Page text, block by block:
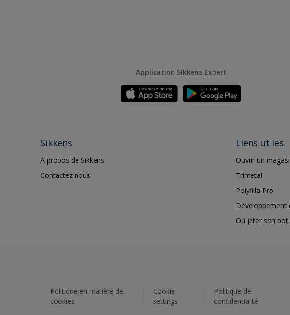
Application Sikkens Expert
Sikkens
A propos de Sikkens
Contactez nous
Liens utiles
Ouvrir un
Trimetal
Polyfilla Pro
Développement
Où jeter son pot
Politique en matière de
cookies
Cookie
settings
Politique de
confidentialité